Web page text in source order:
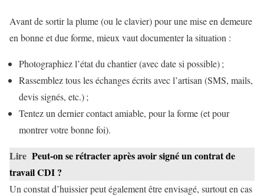
Avant de sortir la plume (ou le clavier) pour une mise en demeure
en bonne et due forme, mieux vaut documenter la situation :
Photographiez l’état du chantier (avec date si possible) ;
Rassemblez tous les échanges écrits avec l’artisan (SMS, mails,
devis signés, etc.) ;
Tentez un dernier contact amiable, pour la forme (et pour
montrer votre bonne foi).
Lire Peut-on se rétracter après avoir signé un contrat de
travail CDI ?
Un constat d’huissier peut également être envisagé, surtout en cas